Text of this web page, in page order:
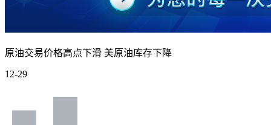
原油交易价格高点下滑 美原油库存下降
12-29